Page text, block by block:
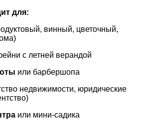
для:
винный, цветочный,
с летней верандой
или барбершопа
недвижимости, юридические
или мини-садика